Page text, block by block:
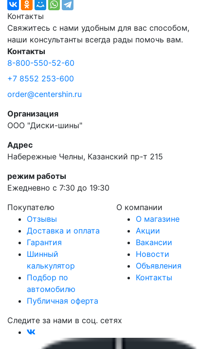
Контакты
Свяжитесь с нами удобным для вас способом,
наши консультанты всегда рады помочь вам.
Контакты
8-800-550-52-60
+7 8552 253-600
order@centershin.ru
Организация
ООО "Диски-шины"
Адрес
Набережные Челны, Казанский пр-т 215
режим работы
Ежедневно с 7:30 до 19:30
Покупателю
Отзывы
Доставка и оплата
Гарантия
Шинный
калькулятор
Подбор по
автомобилю
Публичная оферта
О компании
О магазине
Акции
Вакансии
Новости
Объявления
Контакты
Следите за нами в соц. сетях